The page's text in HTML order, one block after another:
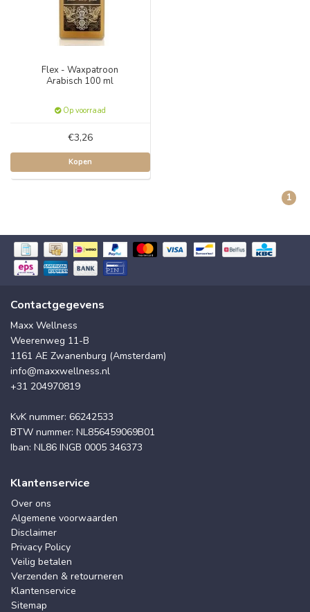
Flex - Waxpatroon
Arabisch 100 ml
Op voorraad
€3,26
Kopen
1
Contactgegevens
Maxx Wellness
Weerenweg 11-B
1161 AE Zwanenburg (Amsterdam)
info@maxxwellness.nl
+31 204970819
KvK nummer: 66242533
BTW nummer: NL856459069B01
Iban: NL86 INGB 0005 346373
Klantenservice
Over ons
Algemene voorwaarden
Disclaimer
Privacy Policy
Veilig betalen
Verzenden & retourneren
Klantenservice
Sitemap